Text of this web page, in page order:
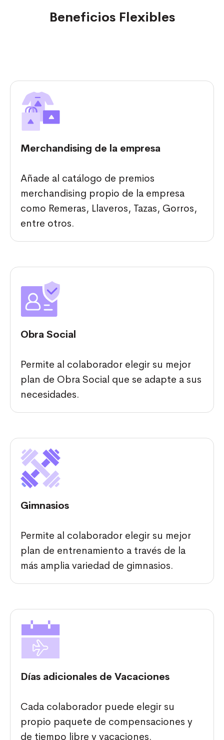
Beneficios Flexibles
Merchandising de la empresa
Añade al catálogo de premios
merchandising propio de la empresa
como Remeras, Llaveros, Tazas, Gorros,
entre otros.
Obra Social
Permite al colaborador elegir su mejor
plan de Obra Social que se adapte a sus
necesidades.
Gimnasios
Permite al colaborador elegir su mejor
plan de entrenamiento a través de la
más amplia variedad de gimnasios.
Días adicionales de Vacaciones
Cada colaborador puede elegir su
propio paquete de compensaciones y
de tiempo libre y vacaciones.